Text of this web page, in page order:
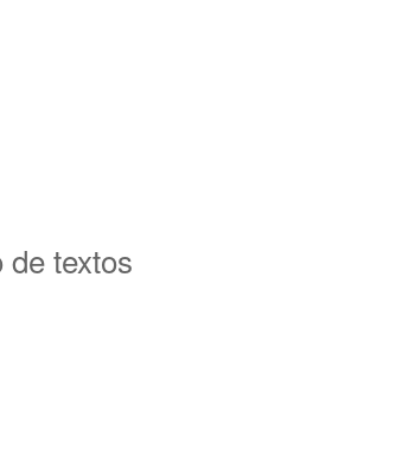
de textos